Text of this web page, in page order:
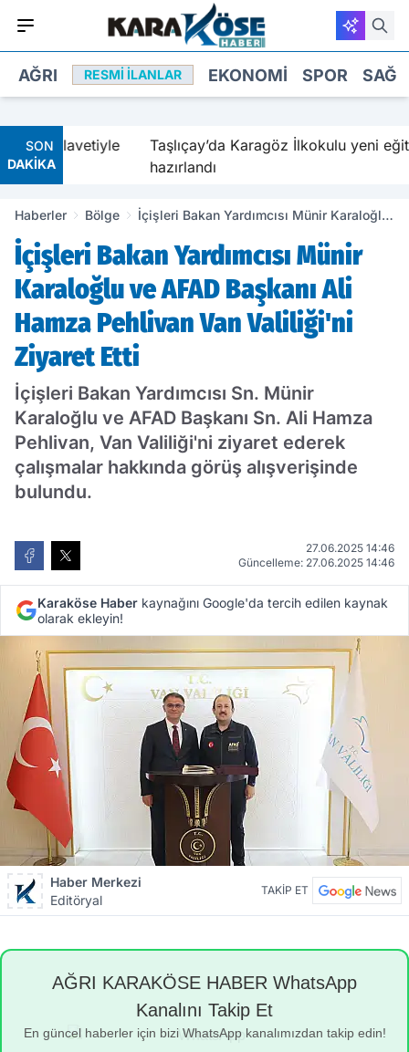
AĞRI RESMI İLANLAR EKONOMI SPOR
SON
DAKİKA
tilavetiyle
Taşlıçay’da Karagöz İlkokulu yeni eğitim
hazırlandı
Haberler Bölge
İçişleri Bakan Yardımcısı Münir Karaloğlu
Valiliği'ni Ziyaret Etti
İçişleri Bakan Yardımcısı Münir
Karaloğlu ve AFAD Başkanı Ali
Hamza Pehlivan Van Valiliği'ni
Ziyaret Etti
İçişleri Bakan Yardımcısı Sn. Münir
Karaloğlu ve AFAD Başkanı Sn. Ali Hamza
Pehlivan, Van Valiliği'ni ziyaret ederek
çalışmalar hakkında görüş alışverişinde
bulundu.
27.06.2025 14:46
Güncelleme: 27.06.2025 14:46
Karaköse Haber kaynağını Google'da tercih edilen kaynak
olarak ekleyin!
Haber Merkezi
Editöryal
TAKİP ET
AĞRI KARAKÖSE HABER WhatsApp
Kanalını Takip Et
En güncel haberler için bizi WhatsApp kanalımızdan takip edin!